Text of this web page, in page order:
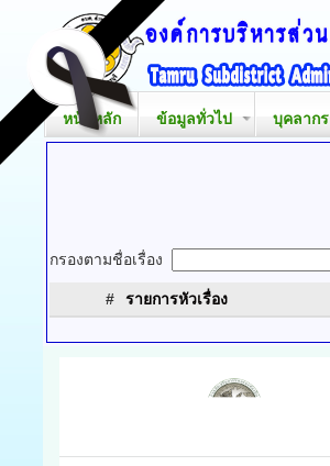
หน้าหลัก ข้อมูลทั่วไป บุคลากร
กรองตามชื่อเรื่อง
# รายการหัวเรื่อง